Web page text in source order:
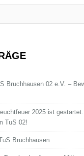
Bruchhausen 02 e.V. –
2025 ist
TuS 02!
Bruchhausen